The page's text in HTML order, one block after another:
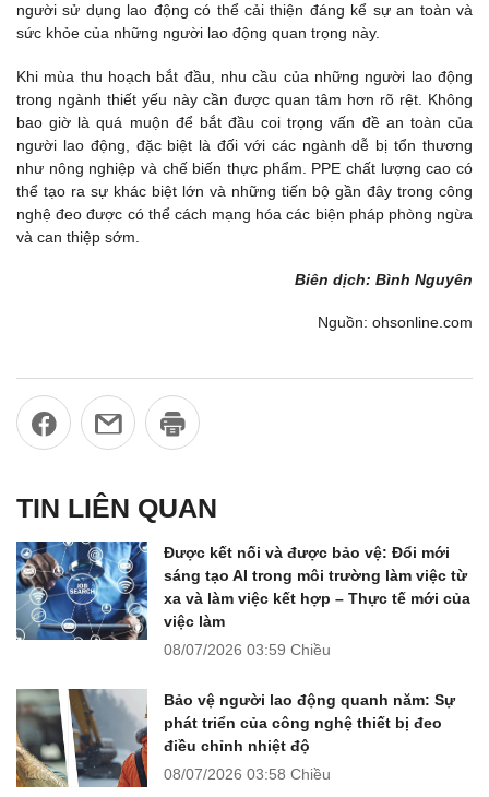
người sử dụng lao động có thể cải thiện đáng kể sự an toàn và
sức khỏe của những người lao động quan trọng này.
Khi mùa thu hoạch bắt đầu, nhu cầu của những người lao động
trong ngành thiết yếu này cần được quan tâm hơn rõ rệt. Không
bao giờ là quá muộn để bắt đầu coi trọng vấn đề an toàn của
người lao động, đặc biệt là đối với các ngành dễ bị tổn thương
như nông nghiệp và chế biến thực phẩm. PPE chất lượng cao có
thể tạo ra sự khác biệt lớn và những tiến bộ gần đây trong công
nghệ đeo được có thể cách mạng hóa các biện pháp phòng ngừa
và can thiệp sớm.
Biên dịch: Bình Nguyên
Nguồn: ohsonline.com
TIN LIÊN QUAN
Được kết nối và được bảo vệ: Đổi mới
sáng tạo AI trong môi trường làm việc từ
xa và làm việc kết hợp – Thực tế mới của
việc làm
08/07/2026 03:59 Chiều
Bảo vệ người lao động quanh năm: Sự
phát triển của công nghệ thiết bị đeo
điều chỉnh nhiệt độ
08/07/2026 03:58 Chiều